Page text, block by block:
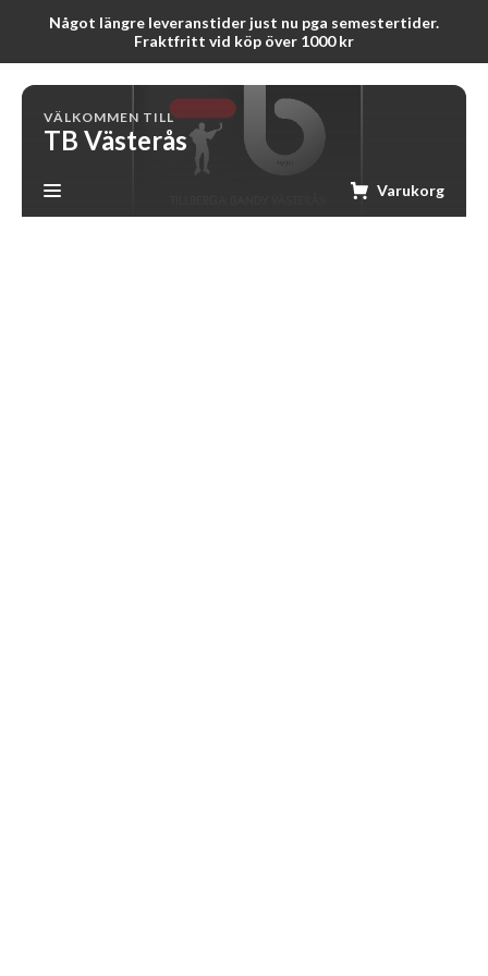
Något längre leveranstider just nu pga semestertider.
Fraktfritt vid köp över 1000 kr
VÄLKOMMEN TILL
TB Västerås
Varukorg